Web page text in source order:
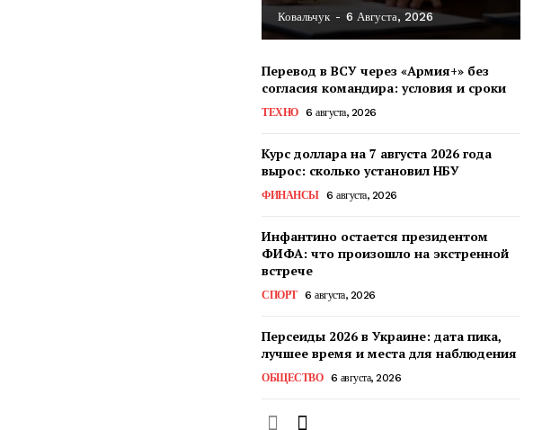
Ковальчук - 6 Августа, 2026
Перевод в ВСУ через «Армия+» без
согласия командира: условия и сроки
ТЕХНО 6 августа, 2026
Курс доллара на 7 августа 2026 года
вырос: сколько установил НБУ
ФИНАНСЫ 6 августа, 2026
Инфантино остается президентом
ФИФА: что произошло на экстренной
встрече
СПОРТ 6 августа, 2026
Персеиды 2026 в Украине: дата пика,
лучшее время и места для наблюдения
ОБЩЕСТВО 6 августа, 2026